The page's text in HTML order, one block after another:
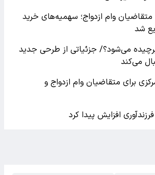
وام ازدواج؛ سهمیه‌های خرید
شد
می‌شود؟/ جزئیاتی از طرحی جدید
می‌کند
برای متقاضیان وام ازدواج و
افزایش پیدا کرد